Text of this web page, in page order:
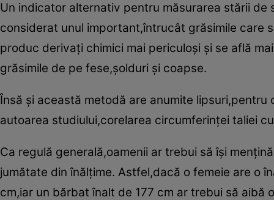
Un indicator alternativ pentru măsurarea stării
considerat unul important,întrucât grăsimile care
produc derivaţi chimici mai periculoşi şi se află
grăsimile de pe fese,şolduri şi coapse.
Însă şi această metodă are anumite
autoarea studiului,corelarea circumferinţei taliei
Ca regulă generală,oamenii ar trebui să îşi
jumătate din înălţime. Astfel,dacă o femeie are o
cm,iar un bărbat înalt de 177 cm ar trebui să